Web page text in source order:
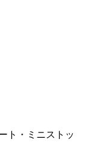
ト・ミニストッ